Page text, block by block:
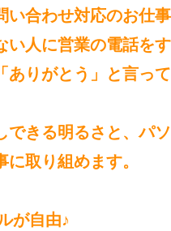
合わせ対応のお仕事
人に営業の電話を
りがとう」と言っ
きる明るさと、パ
取り組めます。
が自由♪